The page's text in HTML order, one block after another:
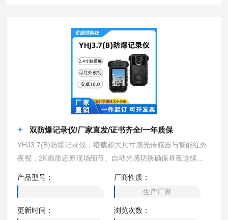
双防爆记录仪/厂家直发/证书齐全/一年质保
YHJ3.7(B)防爆记录仪，搭载超大尺寸感光传感器与智能红外
夜视，2K画质还原现场细节。自动光感切换确保昼夜连续作
矿等危险环境中安全开展。双防爆记录仪/厂家直发/证书齐全/
一年质保
产品型号：
厂商性质：
生产厂家
更新时间：
浏览次数：